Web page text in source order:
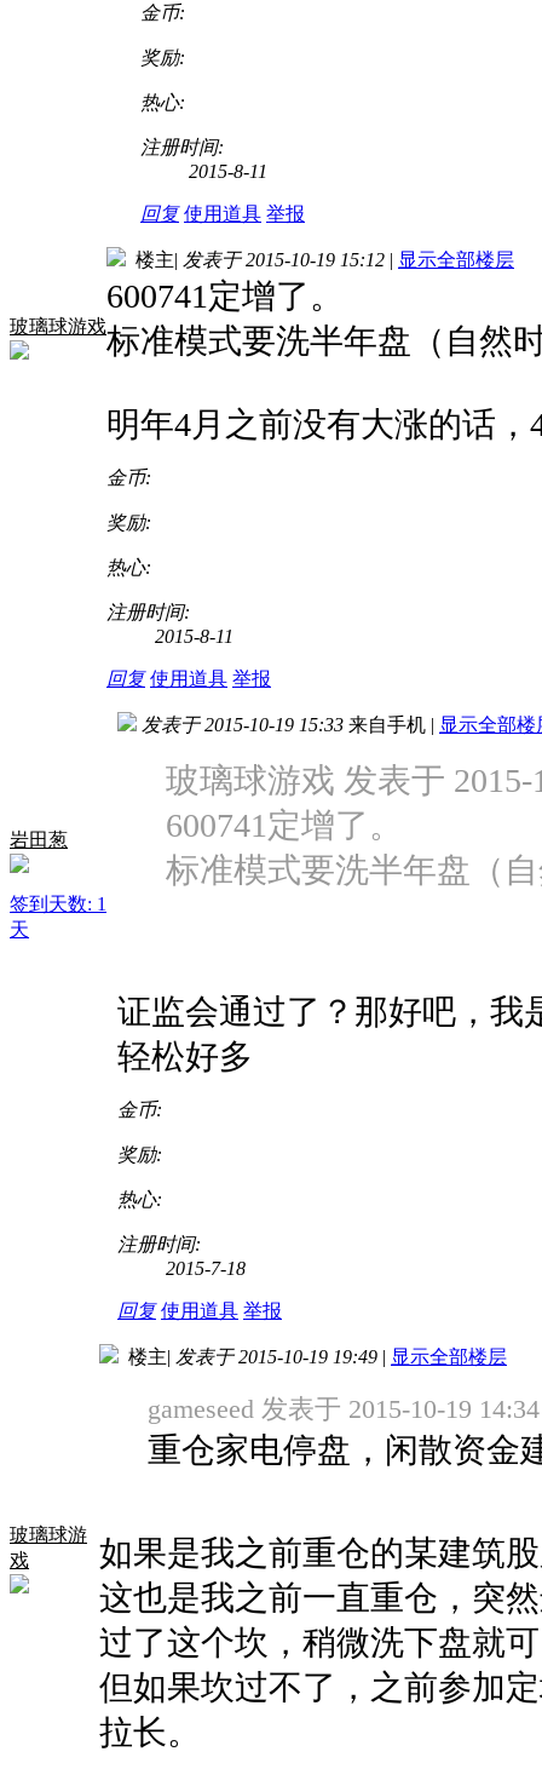
金币:
奖励:
热心:
注册时间:
2015-8-11
回复 使用道具 举报
玻璃球游戏
楼主| 发表于 2015-10-19 15:12 | 显示全部楼层
600741定增了。
标准模式要洗半年盘（自然
明年4月之前没有大涨的话
金币:
奖励:
热心:
注册时间:
2015-8-11
回复 使用道具 举报
岩田葱
签到天数: 1
天
发表于 2015-10-19 15:33 来自手机 | 显示全部楼
玻璃球游戏 发表于 2015-
600741定增了。
标准模式要洗半年盘（
证监会通过了？那好吧，我
轻松好多
金币:
奖励:
热心:
注册时间:
2015-7-18
回复 使用道具 举报
玻璃球游
戏
楼主| 发表于 2015-10-19 19:49 | 显示全部楼层
gameseed 发表于 2015-10-19 14:34
重仓家电停盘，闲散资金
如果是我之前重仓的某建筑
这也是我之前一直重仓，突
过了这个坎，稍微洗下盘就
但如果坎过不了，之前参加
拉长。